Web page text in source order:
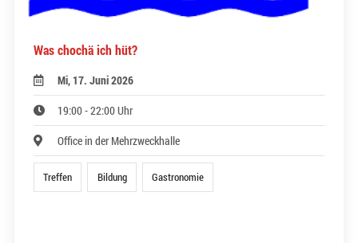
Was chochä ich hüt?
Mi, 17. Juni 2026
19:00 - 22:00 Uhr
Office in der Mehrzweckhalle
Treffen Bildung Gastronomie